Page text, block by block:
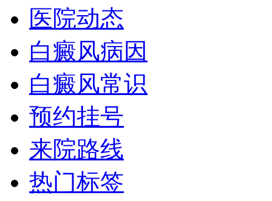
医院动态
白癜风病因
白癜风常识
预约挂号
来院路线
热门标签